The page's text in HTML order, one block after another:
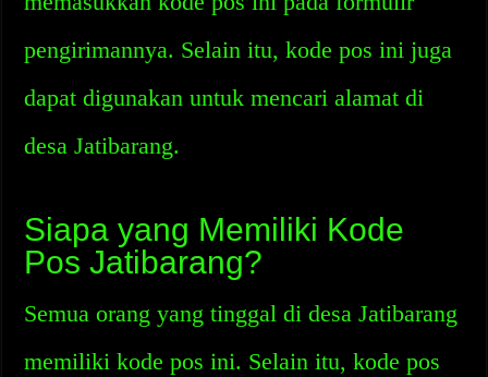
pengirimannya. Selain itu, kode pos ini juga
dapat digunakan untuk mencari alamat di
desa Jatibarang.
Siapa yang Memiliki Kode
Pos Jatibarang?
Semua orang yang tinggal di desa Jatibarang
memiliki kode pos ini. Selain itu, kode pos